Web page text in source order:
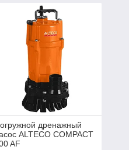
дренажный
ALTECO COMPACT
AF